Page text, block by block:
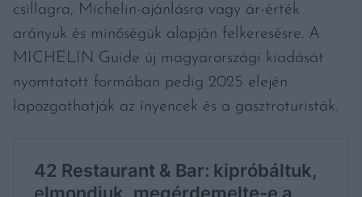
csillagra, Michelin-ajánlásra vagy ár-érték
arányuk és minőségük alapján felkeresésre. A
MICHELIN Guide új magyarországi kiadását
nyomtatott formában pedig 2025 elején
lapozgathatják az ínyencek és a gasztroturisták.